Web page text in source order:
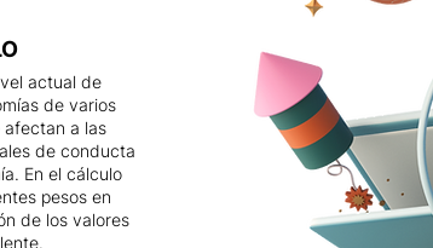
actual de
de varios
afectan a las
de conducta
En el cálculo
pesos en
de los valores